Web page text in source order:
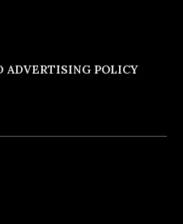
ADVERTISING POLICY